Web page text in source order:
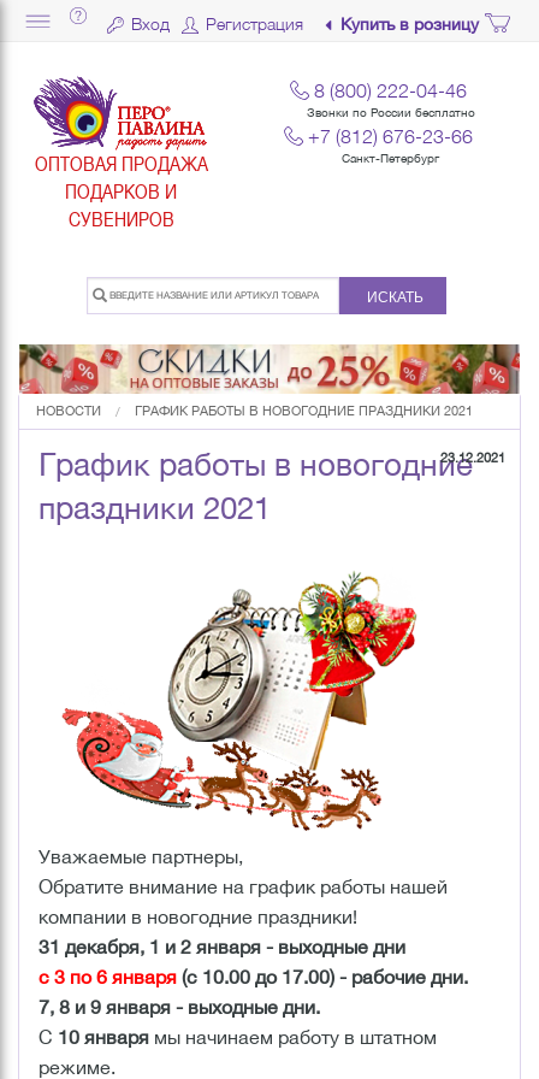
Вход Регистрация Купить в розницу
ОПТОВАЯ ПРОДАЖА
ПОДАРКОВ И
СУВЕНИРОВ
8 (800) 222-04-46
Звонки по России бесплатно
+7 (812) 676-23-66
Санкт-Петербург
ИСКАТЬ
НОВОСТИ ГРАФИК РАБОТЫ В НОВОГОДНИЕ ПРАЗДНИКИ 2021
График работы в новогодние
праздники 2021
23.12.2021
Уважаемые партнеры,
Обратите внимание на график работы нашей
компании в новогодние праздники!
31 декабря, 1 и 2 января - выходные дни
с 3 по 6 января (с 10.00 до 17.00) - рабочие дни.
7, 8 и 9 января - выходные дни.
С 10 января мы начинаем работу в штатном
режиме.